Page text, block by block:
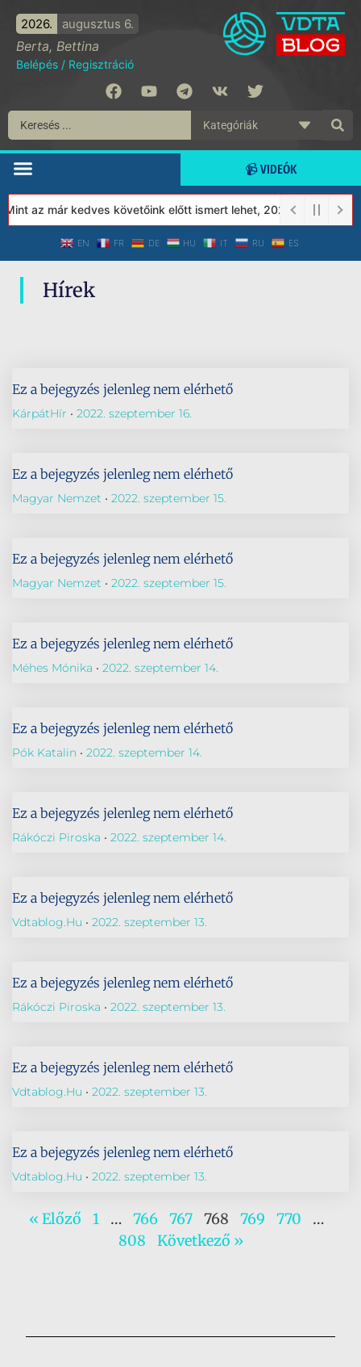
2026. augusztus 6.
Berta, Bettina
Belépés / Regisztráció
📹 VIDEÓK
az már kedves követőink előtt ismert lehet, 2023-tól a
EN FR DE HU IT RU ES
Hírek
Ez a bejegyzés jelenleg nem elérhető
KárpátHír 2022. szeptember 16.
Ez a bejegyzés jelenleg nem elérhető
Magyar Nemzet 2022. szeptember 15.
Ez a bejegyzés jelenleg nem elérhető
Magyar Nemzet 2022. szeptember 15.
Ez a bejegyzés jelenleg nem elérhető
Méhes Mónika 2022. szeptember 14.
Ez a bejegyzés jelenleg nem elérhető
Pók Katalin 2022. szeptember 14.
Ez a bejegyzés jelenleg nem elérhető
Rákóczi Piroska 2022. szeptember 14.
Ez a bejegyzés jelenleg nem elérhető
Vdtablog.hu 2022. szeptember 13.
Ez a bejegyzés jelenleg nem elérhető
Rákóczi Piroska 2022. szeptember 13.
Ez a bejegyzés jelenleg nem elérhető
Vdtablog.hu 2022. szeptember 13.
Ez a bejegyzés jelenleg nem elérhető
Vdtablog.hu 2022. szeptember 13.
« Előző 1 … 766 767 768 769 770
…
808
Következő »